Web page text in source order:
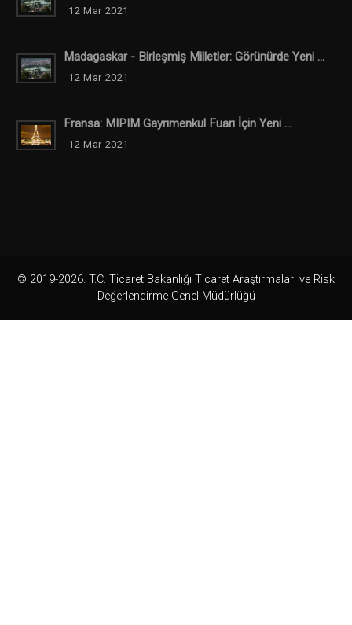
12 Mar 2021
Madagaskar - Birleşmiş Milletler: Görünürde Yeni ...
12 Mar 2021
Fransa: MIPIM Gayrımenkul Fuarı İçin Yeni ...
12 Mar 2021
© 2019-2026. T.C. Ticaret Bakanlığı Ticaret Araştırmaları ve Risk
Değerlendirme Genel Müdürlüğü